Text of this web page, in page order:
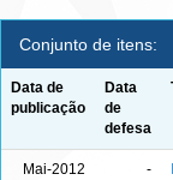
Conjunto de itens:
Data de
publicação
Data
de
defesa
Mai-2012 -